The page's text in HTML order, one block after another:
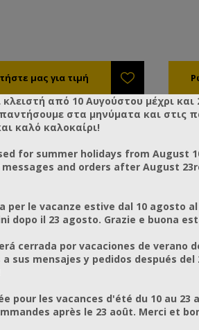
κλειστή από 10 Αυγούστου μέχρι
στα μηνύματα και στις
καλό καλοκαίρι!
for summer holidays from August
and orders after August
per le vacanze estive dal 10 agosto
dopo il 23 agosto. Grazie e buona
cerrada por vacaciones de verano
a sus mensajes y pedidos después
pour les vacances d'été du 10 au 23
après le 23 août. Merci et